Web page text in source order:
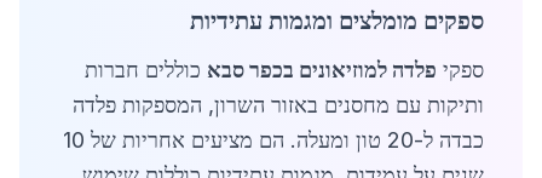
ספקים מומלצים ומגמות עתידיות
ספקי פלדה למוזיאונים בכפר סבא כוללים חברות
ותיקות עם מחסנים באזור השרון, המספקות פלדה
כבדה ל-20 טון ומעלה. הם מציעים אחריות של 10